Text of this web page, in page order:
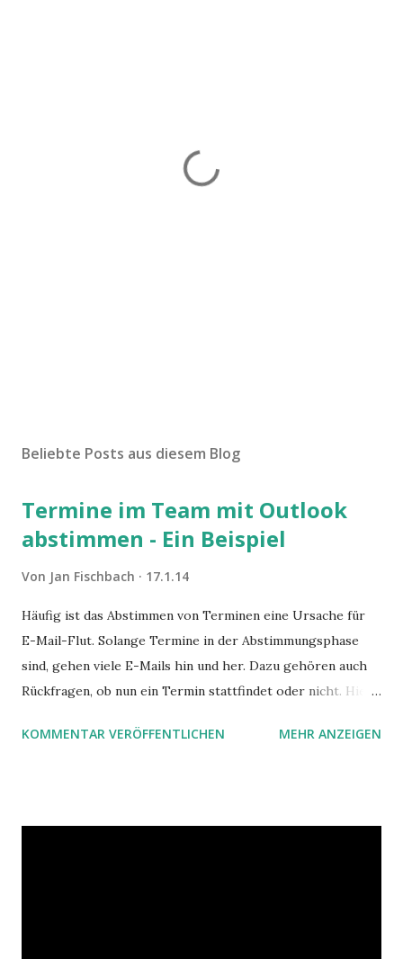
Beliebte Posts aus diesem Blog
Termine im Team mit Outlook
abstimmen - Ein Beispiel
Von Jan Fischbach 17.1.14
Häufig ist das Abstimmen von Terminen eine Ursache für
E-Mail-Flut. Solange Termine in der Abstimmungsphase
sind, gehen viele E-Mails hin und her. Dazu gehören auch
Rückfragen, ob nun ein Termin stattfindet oder nicht. Hier
Hilfe von Outlook.
KOMMENTAR VERÖFFENTLICHEN MEHR ANZEIGEN